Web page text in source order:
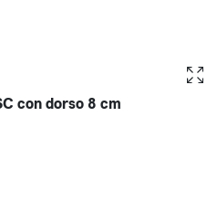
con dorso 8 cm